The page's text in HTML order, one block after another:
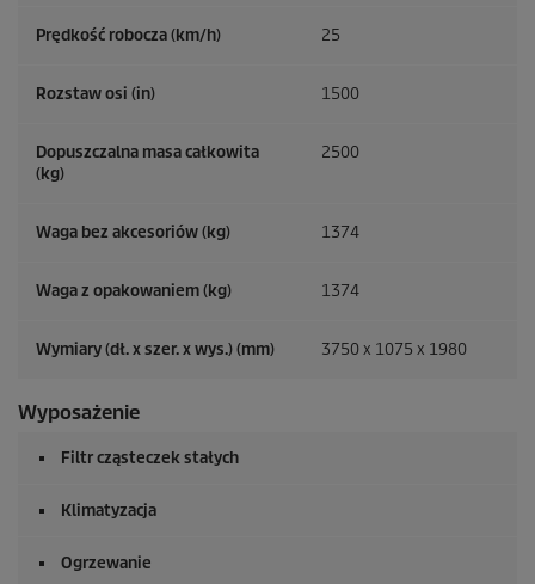
Prędkość robocza (km/h) 25
Rozstaw osi (in) 1500
Dopuszczalna masa całkowita
(kg)
2500
Waga bez akcesoriów (kg) 1374
Waga z opakowaniem (kg) 1374
Wymiary (dł. x szer. x wys.) (mm) 3750 x 1075 x 1980
Wyposażenie
Filtr cząsteczek stałych
Klimatyzacja
Ogrzewanie